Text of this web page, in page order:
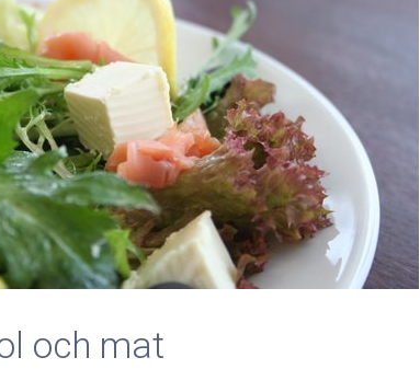
och mat